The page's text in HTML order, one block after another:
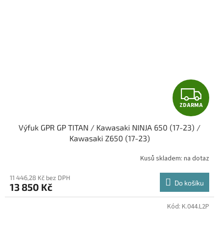
Z
D
R
M
A
ZDARMA
Výfuk GPR GP TITAN / Kawasaki NINJA 650 (17-23) /
Kawasaki Z650 (17-23)
Kusů skladem: na dotaz
11 446,28 Kč bez DPH
13 850 Kč Do košíku
Kód: K.044.L2P